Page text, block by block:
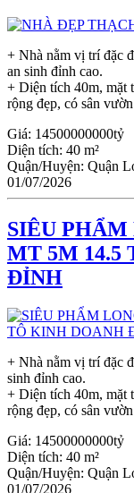
+ Nhà nằm vị trí đặc
an sinh đỉnh cao.
+ Diện tích 40m, mặt
rộng đẹp, có sân
Giá: 14500000000tỷ
Diện tích: 40 m²
Quận/Huyện: Quận
01/07/2026
SIÊU PHẨM
MT 5M 14.5
ĐỈNH
+ Nhà nằm vị trí đặc
sinh đỉnh cao.
+ Diện tích 40m, mặt
rộng đẹp, có sân
Giá: 14500000000tỷ
Diện tích: 40 m²
Quận/Huyện: Quận
01/07/2026